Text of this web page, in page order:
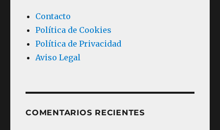
Contacto
Política de Cookies
Política de Privacidad
Aviso Legal
COMENTARIOS RECIENTES